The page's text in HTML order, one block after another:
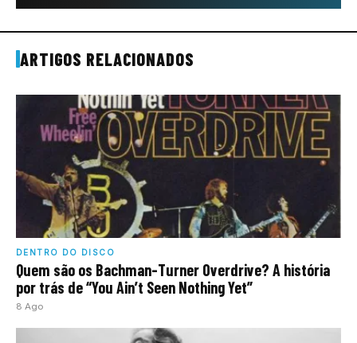
ARTIGOS RELACIONADOS
DENTRO DO DISCO
Quem são os Bachman-Turner Overdrive? A história
por trás de “You Ain’t Seen Nothing Yet”
8 Ago